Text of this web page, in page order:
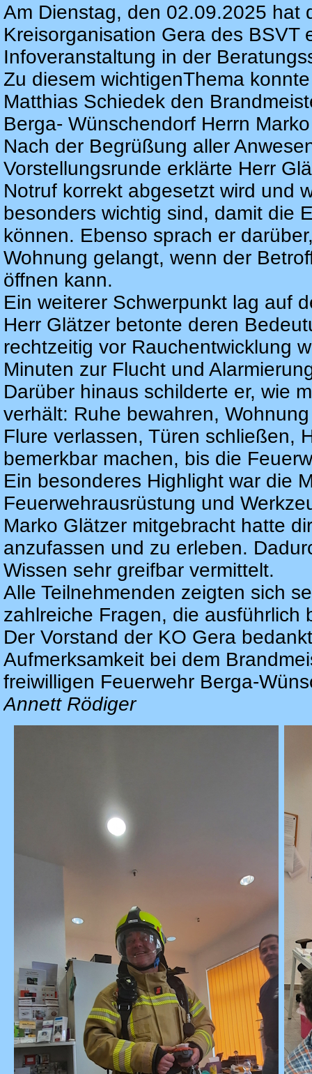
Am Dienstag, den 02.09.2025 hat
Kreisorganisation Gera des BSVT
Infoveranstaltung in der
Zu diesem wichtigenThema
Matthias Schiedek den
Berga- Wünschendorf Herrn
Nach der Begrüßung aller
Vorstellungsrunde erklärte Herr
Notruf korrekt abgesetzt wird und
besonders wichtig sind, damit die
können. Ebenso sprach er
Wohnung gelangt, wenn der
öffnen kann.
Ein weiterer Schwerpunkt lag auf
Herr Glätzer betonte deren
rechtzeitig vor Rauchentwicklung
Minuten zur Flucht und
Darüber hinaus schilderte er, wie
verhält: Ruhe bewahren,
Flure verlassen, Türen schließen,
bemerkbar machen, bis die
Ein besonderes Highlight war die
Feuerwehrausrüstung und
Marko Glätzer mitgebracht hatte
anzufassen und zu erleben.
Wissen sehr greifbar vermittelt.
Alle Teilnehmenden zeigten sich
zahlreiche Fragen, die ausführlich
Der Vorstand der KO Gera
Aufmerksamkeit bei dem
freiwilligen Feuerwehr Berga-
Annett Rödiger